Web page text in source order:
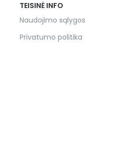
TEISINĖ INFO
Naudojimo sąlygos
Privatumo politika